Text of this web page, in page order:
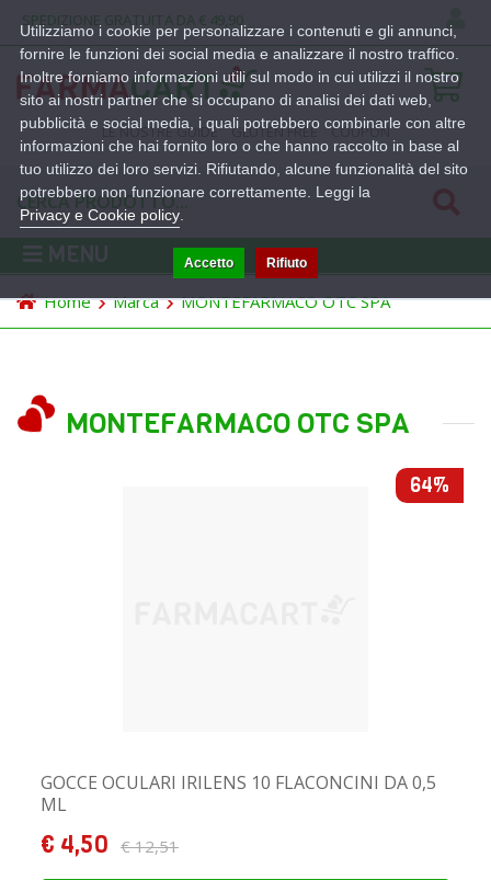
SPEDIZIONE GRATUITA DA € 49,90
LE NOSTRE GUIDE GLUTEN FREE COUPON
MENU
Home Marca MONTEFARMACO OTC SPA
MONTEFARMACO OTC SPA
64%
GOCCE OCULARI IRILENS 10 FLACONCINI DA 0,5
ML
€ 4,50 € 12,51
Utilizziamo i cookie per personalizzare i contenuti e gli annunci,
fornire le funzioni dei social media e analizzare il nostro traffico.
Inoltre forniamo informazioni utili sul modo in cui utilizzi il nostro
sito ai nostri partner che si occupano di analisi dei dati web,
pubblicità e social media, i quali potrebbero combinarle con altre
informazioni che hai fornito loro o che hanno raccolto in base al
tuo utilizzo dei loro servizi. Rifiutando, alcune funzionalità del sito
potrebbero non funzionare correttamente. Leggi la
Privacy e Cookie policy
Accetto Rifiuto